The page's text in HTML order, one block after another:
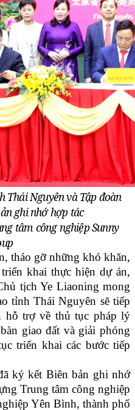
Thái Nguyên và Tập đoàn
ghi nhớ hợp tác
tâm công nghiệp Sunny
tháo gỡ những khó khăn,
khai thực hiện dự án,
tịch Ye Liaoning mong
tỉnh Thái Nguyên sẽ tiếp
hỗ trợ về thủ tục pháp lý
giao đất và giải phóng
triển khai các bước tiếp
ký kết Biên bản ghi nhớ
Trung tâm công nghiệp
Yên Bình, thành phố